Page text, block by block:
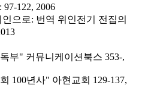
122, 2006
으로: 번역 위인전기 전집의
부" 커뮤니케이션북스 353-,
100년사" 아현교회 129-137,